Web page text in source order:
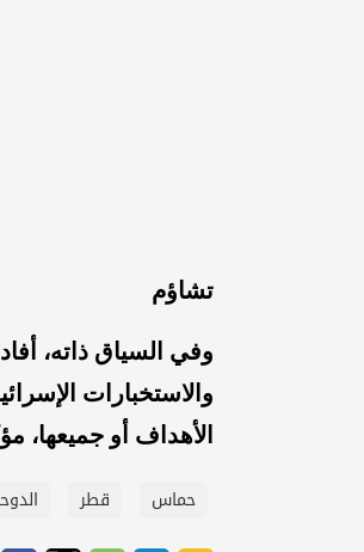
تشاؤم
وفي السياق ذاته،
والاستخبارات
الأهداف أو جميعها،
حماس قطر